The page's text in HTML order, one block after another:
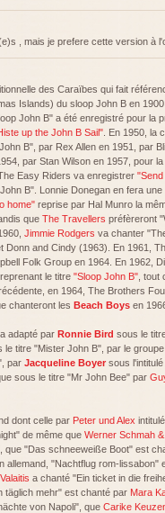
, mais je prefere cette version à
des Caraïbes qui fait
Islands) du sloop John B en
John B" a été enregistré pour la
up the John B Sail" . En 1950,
B", par Rex Allen en 1951, par
par Stan Wilson en 1957, pour
Easy Riders va enregistrer
B". Lonnie Donegan en fera
home" reprise par Hal Munro la
que The Travellers préfèreront
Jimmie Rodgers va chanter
Donn and Cindy (1963). En 1961,
Folk Group en 1964. En 1962,
le titre "Sloop John B" ,
en 1964, The Brothers
chanteront les Beach Boys en
adapté par Ronnie Bird sous le
le titre "Mister John B", par le
par Jacqueline Boyer sous
sous le titre "Mr John Bee" par
dont celle par Peter und Alex
de même que Werner Schmah
que "Das schneeweiße Boot" est
allemand, "Nachtflug rom-lissabon"
a chanté "Ein ticket in die
täglich mehr" est chanté par Mara
von Napoli", que Carike